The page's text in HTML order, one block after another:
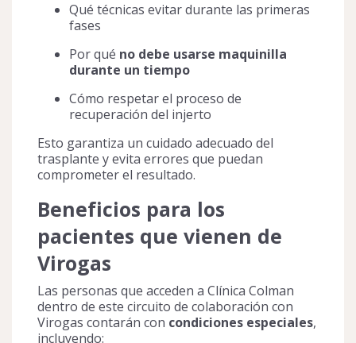
Qué técnicas evitar durante las primeras
fases
Por qué no debe usarse maquinilla
durante un tiempo
Cómo respetar el proceso de
recuperación del injerto
Esto garantiza un cuidado adecuado del
trasplante y evita errores que puedan
comprometer el resultado.
Beneficios para los
pacientes que vienen de
Virogas
Las personas que acceden a Clínica Colman
dentro de este circuito de colaboración con
Virogas contarán con condiciones especiales,
incluyendo: